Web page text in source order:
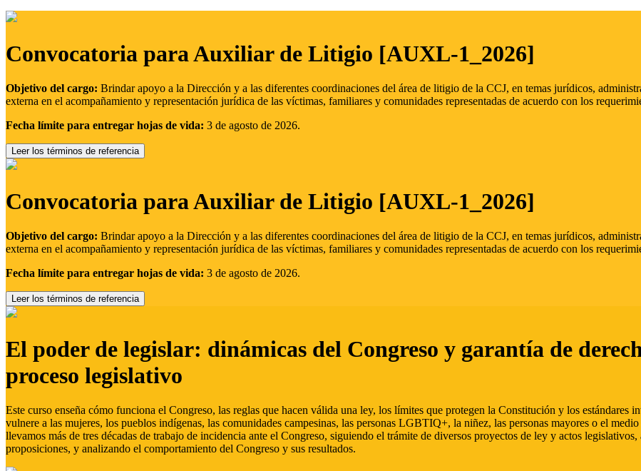
Convocatoria para Auxiliar de Litigio [AUXL-1_2026]
Objetivo del cargo: Brindar apoyo a la Dirección y a las diferentes coordinaciones del área de litigio de la CCJ, en temas jurídicos,
externa en el acompañamiento y representación jurídica de las víctimas, familiares y comunidades representadas de acuerdo con los
Fecha límite para entregar hojas de vida: 3 de agosto de 2026.
Leer los términos de referencia
Convocatoria para Auxiliar de Litigio [AUXL-1_2026]
Objetivo del cargo: Brindar apoyo a la Dirección y a las diferentes coordinaciones del área de litigio de la CCJ, en temas jurídicos,
externa en el acompañamiento y representación jurídica de las víctimas, familiares y comunidades representadas de acuerdo con los
Fecha límite para entregar hojas de vida: 3 de agosto de 2026.
Leer los términos de referencia
El poder de legislar: dinámicas del Congreso y garantía de
proceso legislativo
Este curso enseña cómo funciona el Congreso, las reglas que hacen válida una ley, los límites que protegen la Constitución y los estándares
vulnere a las mujeres, los pueblos indígenas, las comunidades campesinas, las personas LGBTIQ+, la niñez, las personas mayores o el
llevamos más de tres décadas de trabajo de incidencia ante el Congreso, siguiendo el trámite de diversos proyectos de ley y actos
proposiciones, y analizando el comportamiento del Congreso y sus resultados.